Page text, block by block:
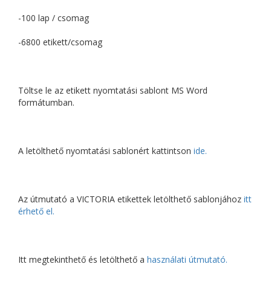
-100 lap / csomag
-6800 etikett/csomag
Töltse le az etikett nyomtatási sablont MS Word
formátumban.
A letölthető nyomtatási sablonért kattintson ide.
Az útmutató a VICTORIA etikettek letölthető sablonjához itt
érhető el.
Itt megtekinthető és letölthető a használati útmutató.